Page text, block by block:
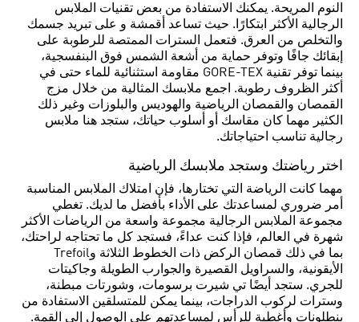
النوم المريحة. يمكنك الاستفادة من بعض تقنيات الملابس
الرجالية الأكثر ابتكارًا. حيث تساعد أقمشة و على تبريد جسمك
والتخلص من العرق. فتعمل السترات الممتصة للرطوبة على
إبقائك جافًا وتوفر حماية من أشعة الشمس فوق البنفسجية،
بينما توفر تقنية GORE-TEX مقاومة استثنائية للماء حتى في
أكثر الظروف رطوبة. اجمع ملابسك المثالية من خلال مزج
القمصان والقمصان الرياضية والهوديس والبلوزات وغير ذلك
الكثير مهما كان مقاسك أو أسلوب حياتك، ستجد هنا ملابس
رجالية تناسب احتياجاتك.
اختر رياضتك وستجد ملابسك الرياضية
مهما كانت الرياضة التي تختارها، فإن امتلاك الملابس المناسبة
أمر ضروري لمساعدتك على الأداء بأفضل ما لديك. تغطي
مجموعة الملابس الرجالية مجموعة واسعة من الرياضات الأكثر
شهرة في العالم، فإذا كنت عداءً، فستجد كل ما تحتاجه لراحتك،
بما في ذلك قمصان الركض ذات الخطوط الثلاثة وTrefoil
الأيقونية، والسراويل القصيرة والجوارب الطويلة وجاكيتات
للجري. ستجد أيضًا تي شيرت برسومات، وشورتات مبطنة،
وسترات لركوب الدراجات، بينما يمكن للمتسلقين الاستفادة من
بنطلونات وأغطية للرأس لمساعدتهم على الوصول إلى القمة.